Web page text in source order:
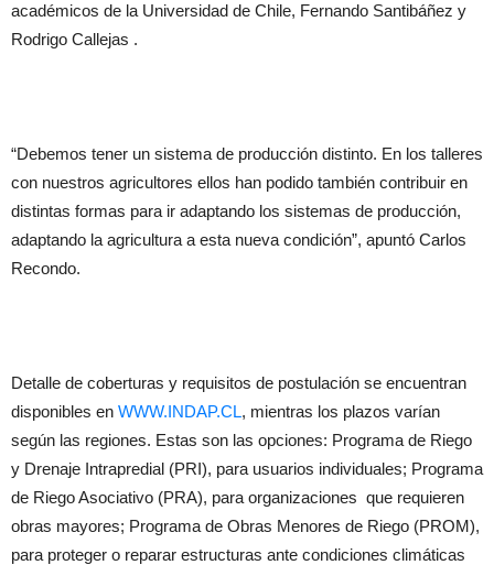
académicos de la Universidad de Chile, Fernando Santibáñez y
Rodrigo Callejas .
“Debemos tener un sistema de producción distinto. En los talleres
con nuestros agricultores ellos han podido también contribuir en
distintas formas para ir adaptando los sistemas de producción,
adaptando la agricultura a esta nueva condición”, apuntó Carlos
Recondo.
Detalle de coberturas y requisitos de postulación se encuentran
disponibles en WWW.INDAP.CL, mientras los plazos varían
según las regiones. Estas son las opciones: Programa de Riego
y Drenaje Intrapredial (PRI), para usuarios individuales; Programa
de Riego Asociativo (PRA), para organizaciones que requieren
obras mayores; Programa de Obras Menores de Riego (PROM),
para proteger o reparar estructuras ante condiciones climáticas